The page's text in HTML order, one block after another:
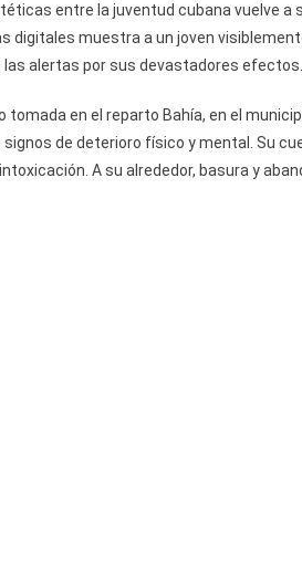
Video
Muestra
A
Bajo
Los
Efectos
entre la juventud cubana vuelve
digitales muestra a un joven
las alertas por sus devastadores efectos.
tomada en el reparto Bahía, en el
de deterioro físico y mental. Su
A su alrededor, basura y